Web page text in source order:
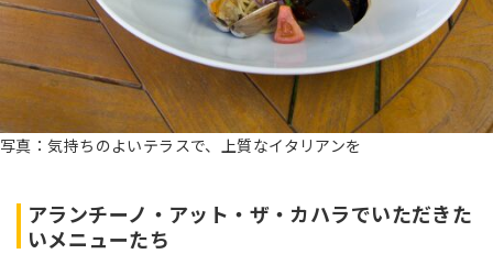
写真：気持ちのよいテラスで、上質なイタリアンを
アランチーノ・アット・ザ・カハラでいただきた
いメニューたち